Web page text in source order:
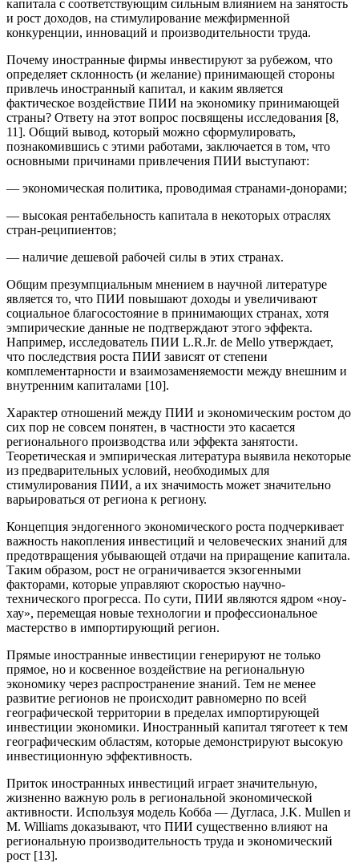
капитала с соответствующим сильным влиянием на занятость
и рост доходов, на стимулирование межфирменной
конкуренции, инноваций и производительности труда.
Почему иностранные фирмы инвестируют за рубежом, что
определяет склонность (и желание) принимающей стороны
привлечь иностранный капитал, и каким является
фактическое воздействие ПИИ на экономику принимающей
страны? Ответу на этот вопрос посвящены исследования [8,
11]. Общий вывод, который можно сформулировать,
познакомившись с этими работами, заключается в том, что
основными причинами привлечения ПИИ выступают:
— экономическая политика, проводимая странами-донорами;
— высокая рентабельность капитала в некоторых отраслях
стран-реципиентов;
— наличие дешевой рабочей силы в этих странах.
Общим презумпциальным мнением в научной литературе
является то, что ПИИ повышают доходы и увеличивают
социальное благосостояние в принимающих странах, хотя
эмпирические данные не подтверждают этого эффекта.
Например, исследователь ПИИ L.R.Jr. de Mello утверждает,
что последствия роста ПИИ зависят от степени
комплементарности и взаимозаменяемости между внешним и
внутренним капиталами [10].
Характер отношений между ПИИ и экономическим ростом до
сих пор не совсем понятен, в частности это касается
регионального производства или эффекта занятости.
Теоретическая и эмпирическая литература выявила некоторые
из предварительных условий, необходимых для
стимулирования ПИИ, а их значимость может значительно
варьироваться от региона к региону.
Концепция эндогенного экономического роста подчеркивает
важность накопления инвестиций и человеческих знаний для
предотвращения убывающей отдачи на приращение капитала.
Таким образом, рост не ограничивается экзогенными
факторами, которые управляют скоростью научно-
технического прогресса. По сути, ПИИ являются ядром «ноу-
хау», перемещая новые технологии и профессиональное
мастерство в импортирующий регион.
Прямые иностранные инвестиции генерируют не только
прямое, но и косвенное воздействие на региональную
экономику через распространение знаний. Тем не менее
развитие регионов не происходит равномерно по всей
географической территории в пределах импортирующей
инвестиции экономики. Иностранный капитал тяготеет к тем
географическим областям, которые демонстрируют высокую
инвестиционную эффективность.
Приток иностранных инвестиций играет значительную,
жизненно важную роль в региональной экономической
активности. Используя модель Кобба — Дугласа, J.K. Mullen и
М. Williams доказывают, что ПИИ существенно влияют на
региональную производительность труда и экономический
рост [13].